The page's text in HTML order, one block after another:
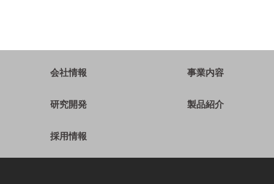
会社情報 事業内容
研究開発 製品紹介
採用情報